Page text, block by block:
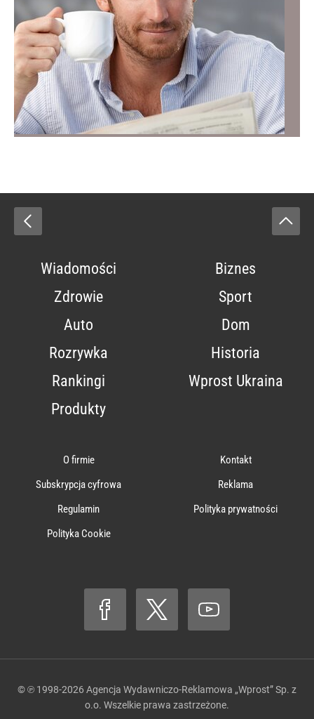
Wiadomości
Biznes
Zdrowie
Sport
Auto
Dom
Rozrywka
Historia
Rankingi
Wprost Ukraina
Produkty
O firmie
Kontakt
Subskrypcja cyfrowa
Reklama
Regulamin
Polityka prywatności
Polityka Cookie
© ℗ 1998-2026 Agencja Wydawniczo-Reklamowa „Wprost” Sp. z
o.o. Wszelkie prawa zastrzeżone.